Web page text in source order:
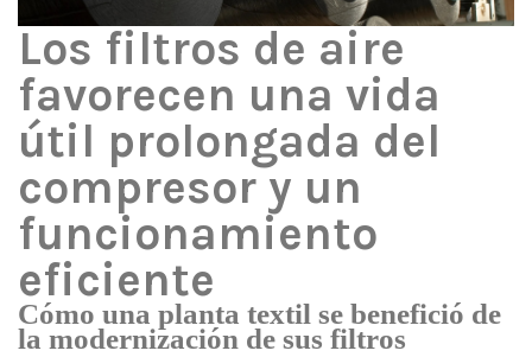
Los filtros de aire
favorecen una vida
útil prolongada del
compresor y un
funcionamiento
eficiente
Cómo una planta textil se benefició de
la modernización de sus filtros